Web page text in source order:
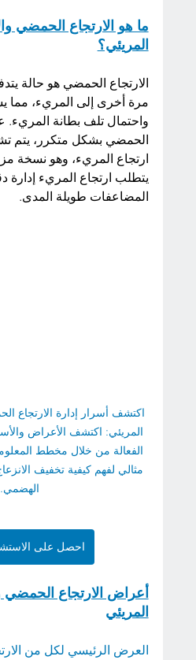
ما هو الارتجاع الحمضي
المريئي؟
الارتجاع الحمضي هو حالة
مرة أخرى إلى المريء، مما
واحتمال تلف بطانة المريء.
الحمضي بشكل متكرر، يتم
ارتجاع المريء، وهو نسخة
يتطلب ارتجاع المريء إدارة
المضاعفات طويلة المدى.
اكتشف أسرار إدارة الارتجاع
المريئي: اكتشف الأعراض
الفعالة من خلال مخطط
مثالي لفهم كيفية تخفيف
الهضمي.
احصل على
أعراض الارتجاع الحمضي
المريئي
العرض الرئيسي لكل من